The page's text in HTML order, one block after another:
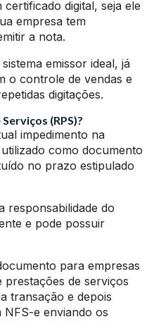
digital, seja ele
empresa tem
a nota.
emissor ideal, já
o controle de vendas e
digitações.
(RPS)?
impedimento na
como documento
no prazo estipulado
responsabilidade do
e pode possuir
para empresas
prestações de serviços
transação e depois
e enviando os